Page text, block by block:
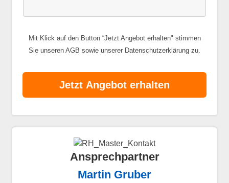
Mit Klick auf den Button “Jetzt Angebot erhalten" stimmen
Sie unseren AGB sowie unserer Datenschutzerklärung zu.
Jetzt Angebot erhalten
Ansprechpartner
Martin Gruber